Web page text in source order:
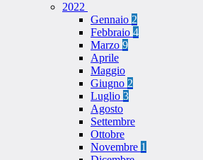
2022
Gennaio 2
Febbraio 4
Marzo 9
Aprile
Maggio
Giugno 2
Luglio 3
Agosto
Settembre
Ottobre
Novembre 1